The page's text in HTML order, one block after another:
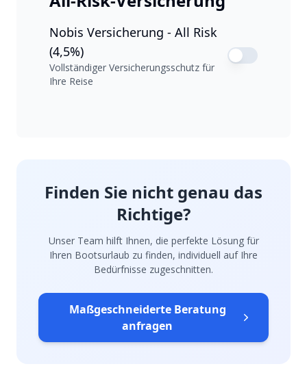
Nobis Versicherung - All Risk
(4,5%)
Vollständiger Versicherungsschutz für
Ihre Reise
Finden Sie nicht genau das
Richtige?
Unser Team hilft Ihnen, die perfekte Lösung für
Ihren Bootsurlaub zu finden, individuell auf Ihre
Bedürfnisse zugeschnitten.
Maßgeschneiderte Beratung
anfragen